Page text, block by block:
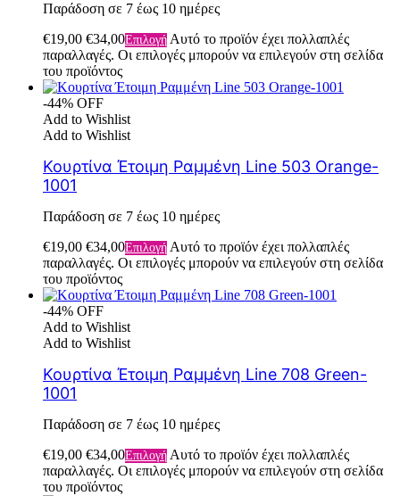
Παράδοση σε 7 έως 10 ημέρες
€19,00 €34,00Επιλογή Αυτό το προϊόν έχει πολλαπλές
παραλλαγές. Οι επιλογές μπορούν να επιλεγούν στη σελίδα
του προϊόντος
-44% OFF
Add to Wishlist
Add to Wishlist
Κουρτίνα Έτοιμη Ραμμένη Line 503 Orange-
1001
Παράδοση σε 7 έως 10 ημέρες
€19,00 €34,00Επιλογή Αυτό το προϊόν έχει πολλαπλές
παραλλαγές. Οι επιλογές μπορούν να επιλεγούν στη σελίδα
του προϊόντος
-44% OFF
Add to Wishlist
Add to Wishlist
Κουρτίνα Έτοιμη Ραμμένη Line 708 Green-
1001
Παράδοση σε 7 έως 10 ημέρες
€19,00 €34,00Επιλογή Αυτό το προϊόν έχει πολλαπλές
παραλλαγές. Οι επιλογές μπορούν να επιλεγούν στη σελίδα
του προϊόντος